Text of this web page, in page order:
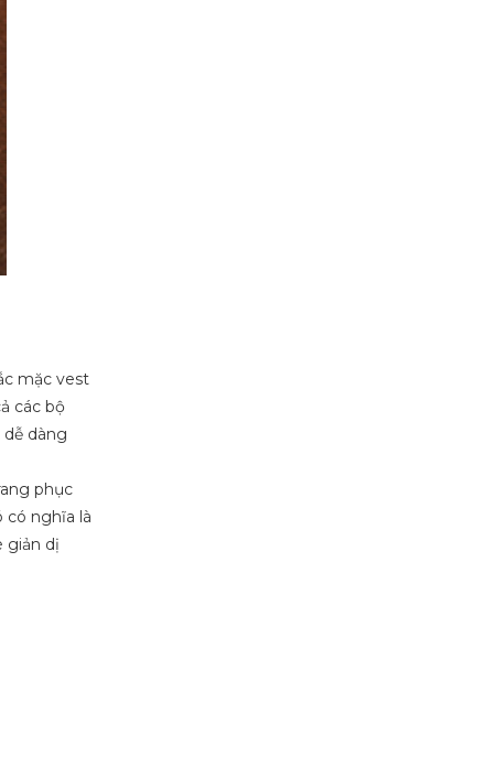
mặc vest
các bộ
dàng
phục
có nghĩa là
giản dị